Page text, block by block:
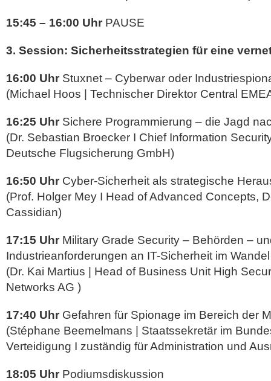
15:45 – 16:00 Uhr PAUSE
3. Session: Sicherheitsstrategien für eine
16:00 Uhr Stuxnet – Cyberwar oder
(Michael Hoos | Technischer Direktor Central
16:25 Uhr Sichere Programmierung – die Jagd
(Dr. Sebastian Broecker I Chief Information
Deutsche Flugsicherung GmbH)
16:50 Uhr Cyber-Sicherheit als strategische
(Prof. Holger Mey I Head of Advanced Concepts,
Cassidian)
17:15 Uhr Military Grade Security – Behörden –
Industrieanforderungen an IT-Sicherheit im
(Dr. Kai Martius | Head of Business Unit High
Networks AG )
17:40 Uhr Gefahren für Spionage im Bereich der
(Stéphane Beemelmans | Staatssekretär im
Verteidigung I zuständig für Administration und
18:05 Uhr Podiumsdiskussion